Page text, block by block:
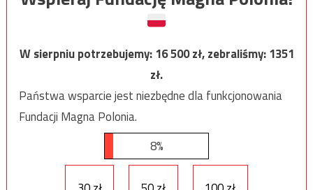
W sierpniu potrzebujemy:16 500zł, zebraliśmy:1351
zł.
Państwa wsparcie jest niezbędne dla funkcjonowania
Fundacji Magna Polonia.
8%